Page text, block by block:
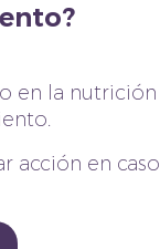
en la nutrición
acción en caso